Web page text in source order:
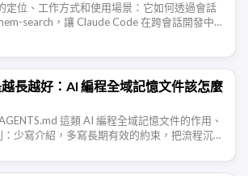
定位、工作方式和使用場景：它如何透過會話
search，讓 Claude Code 在跨會話開發中保
長越好：AI 編程全域記憶文件該怎麼
這類 AI 編程全域記憶文件的作用、
少寫介紹，多寫長期有效的約束，把流程沉澱